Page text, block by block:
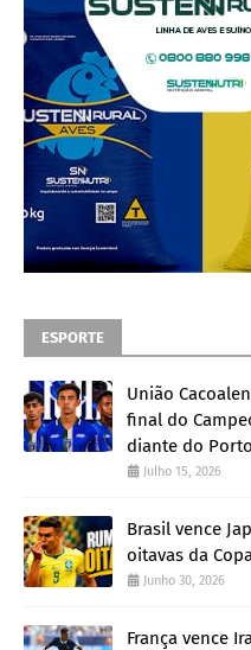
ESPORTE
União
final do
diante do
Julho 15, 2026
Brasil vence
oitavas da
Junho 30, 2026
França vence